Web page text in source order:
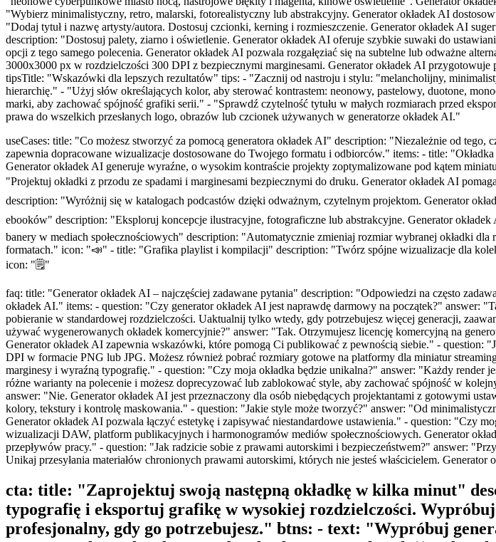
"Wybierz minimalistyczny, retro, malarski, fotorealistyczny lub abstrakcyjny. Generator okładek AI
"Dodaj tytuł i nazwę artysty/autora. Dostosuj czcionki, kerning i rozmieszczenie. Generator okładek AI
description: "Dostosuj palety, ziarno i oświetlenie. Generator okładek AI oferuje szybkie suwaki do
opcji z tego samego polecenia. Generator okładek AI pozwala rozgałęziać się na subtelne lub odważne
3000x3000 px w rozdzielczości 300 DPI z bezpiecznymi marginesami. Generator okładek AI
tipsTitle: "Wskazówki dla lepszych rezultatów" tips: - "Zacznij od nastroju i stylu: "melancholijny,
hierarchię." - "Użyj słów określających kolor, aby sterować kontrastem: neonowy, pastelowy, duotone,
marki, aby zachować spójność grafiki serii." - "Sprawdź czytelność tytułu w małych rozmiarach przed
prawa do wszelkich przesłanych logo, obrazów lub czcionek używanych w generatorze okładek AI."
useCases: title: "Co możesz stworzyć za pomocą generatora okładek AI" description: "Niezależnie od
zapewnia dopracowane wizualizacje dostosowane do Twojego formatu i odbiorców." items: - title:
Generator okładek AI generuje wyraźne, o wysokim kontraście projekty zoptymalizowane pod kątem
"Projektuj okładki z przodu ze spadami i marginesami bezpiecznymi do druku. Generator okładek AI
description: "Wyróżnij się w katalogach podcastów dzięki odważnym, czytelnym projektom. Generator
ebooków" description: "Eksploruj koncepcje ilustracyjne, fotograficzne lub abstrakcyjne. Generator
banery w mediach społecznościowych" description: "Automatycznie zmieniaj rozmiar wybranej okładki
formatach." icon: "📣" - title: "Grafika playlist i kompilacji" description: "Twórz spójne wizualizacje dla
icon: "🗒️"
faq: title: "Generator okładek AI – najczęściej zadawane pytania" description: "Odpowiedzi na często
okładek AI." items: - question: "Czy generator okładek AI jest naprawdę darmowy na początek?"
pobieranie w standardowej rozdzielczości. Uaktualnij tylko wtedy, gdy potrzebujesz więcej generacji,
używać wygenerowanych okładek komercyjnie?" answer: "Tak. Otrzymujesz licencję komercyjną na
Generator okładek AI zapewnia wskazówki, które pomogą Ci publikować z pewnością siebie." -
DPI w formacie PNG lub JPG. Możesz również pobrać rozmiary gotowe na platformy dla miniatur
marginesy i wyraźną typografię." - question: "Czy moja okładka będzie unikalna?" answer: "Każdy
różne warianty na polecenie i możesz doprecyzować lub zablokować style, aby zachować spójność w
answer: "Nie. Generator okładek AI jest przeznaczony dla osób niebędących projektantami z gotowymi
kolory, tekstury i kontrolę maskowania." - question: "Jakie style może tworzyć?" answer: "Od
Generator okładek AI pozwala łączyć estetykę i zapisywać niestandardowe ustawienia." - question: "Czy
wizualizacji DAW, platform publikacyjnych i harmonogramów mediów społecznościowych. Generator
przepływów pracy." - question: "Jak radzicie sobie z prawami autorskimi i bezpieczeństwem?" answer:
Unikaj przesyłania materiałów chronionych prawami autorskimi, których nie jesteś właścicielem.
cta: title: "Zaprojektuj swoją następną okładkę w kilka minut"
typografię i eksportuj grafikę w wysokiej rozdzielczości.
profesjonalny, gdy go potrzebujesz." btns: - text: "Wypróbuj